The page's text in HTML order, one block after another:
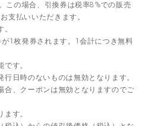
この場合、引換券は税率8%での販売
支払いいただきます。
1枚発券されます。1会計につき無料
す。
日時のないものは無効となります。
合、クーポンは無効となりますのでご
す。